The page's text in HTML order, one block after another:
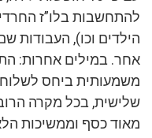
להתחשבות בלו”ז
הילדים וכו), העבודות
אחר. במילים אחרות:
משמעותית ביחס
שלישית, בכל מקרה
מאוד כסף וממשיכות